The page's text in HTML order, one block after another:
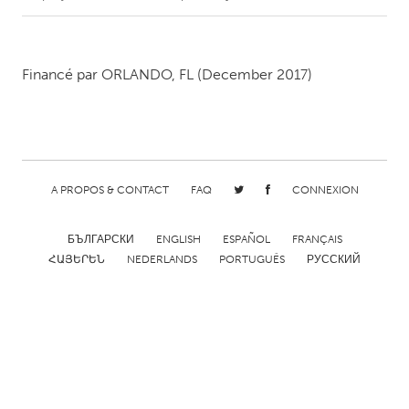
Amherstburg
Kingston
South Shore
Toronto
Kuala Lumpur
Financé par ORLANDO, FL (December 2017)
A PROPOS & CONTACT FAQ CONNEXION
БЪЛГАРСКИ ENGLISH ESPAÑOL
FRANÇAIS
ՀԱՅԵՐԵՆ
NEDERLANDS PORTUGUÊS РУССКИЙ